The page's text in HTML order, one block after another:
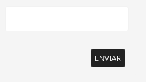
ENVIAR